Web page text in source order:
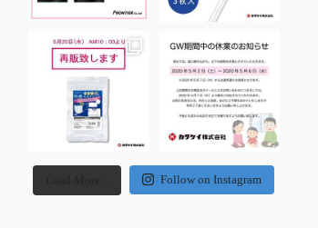
Follow on Instagram